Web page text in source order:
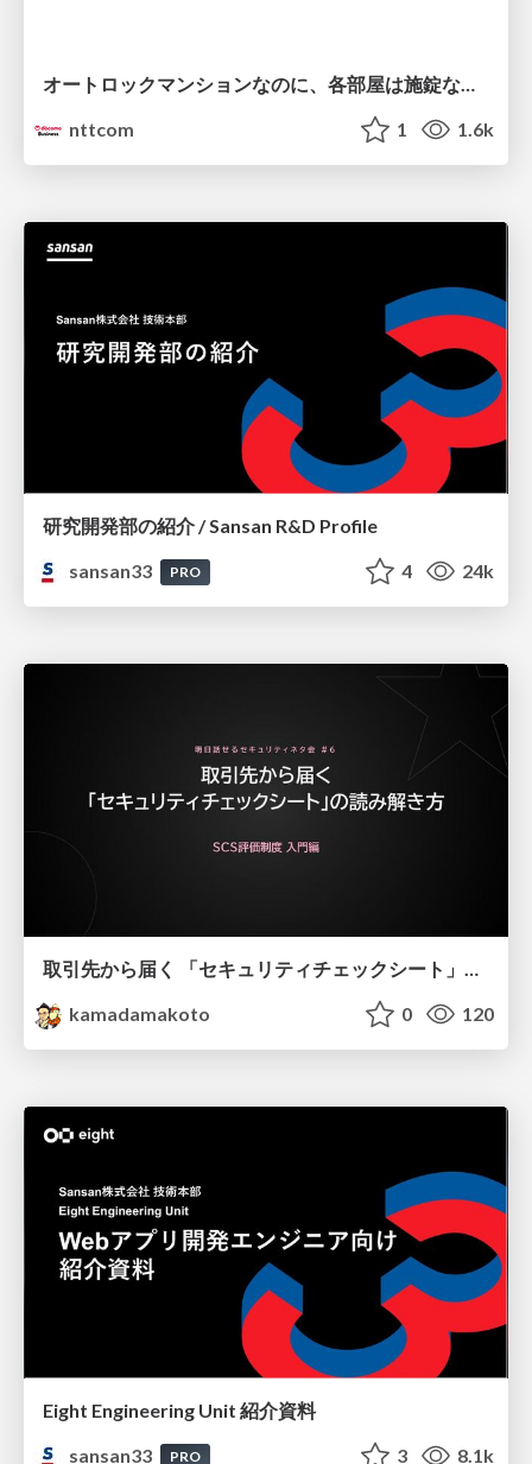
オートロックマンションなのに、各部屋は施錠なし！？ 攻撃者が組織内ネットワークで大暴れする理由 / The Front Door Is Locked, but the Rooms Are Wide Open: Why Attackers Move Freely Inside Enterprise Networks
nttcom
1 1.6k
研究開発部の紹介 / Sansan R&D Profile
sansan33
PRO 4 24k
kamadamakoto
0 120
Eight Engineering Unit 紹介資料
sansan33
PRO 3 8.1k